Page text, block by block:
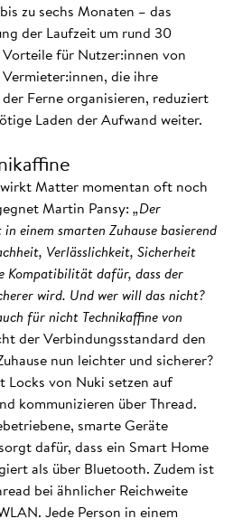
zu sechs Monaten – das
der Laufzeit um rund 30
für Nutzer:innen von
die ihre
Ferne organisieren, reduziert
Laden der Aufwand weiter.
Matter momentan oft noch
Martin Pansy: „Der
einem smarten Zuhause basierend
Verlässlichkeit, Sicherheit
Kompatibilität dafür, dass der
wird. Und wer will das nicht?
für nicht Technikaffine von
der Verbindungsstandard den
nun leichter und sicherer?
von Nuki setzen auf
kommunizieren über Thread.
smarte Geräte
dafür, dass ein Smart Home
als über Bluetooth. Zudem ist
bei ähnlicher Reichweite
Jede Person in einem